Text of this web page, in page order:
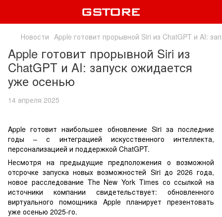
Новости Apple готовит прорывной Siri из ChatGPT и AI:
Apple готовит прорывной Siri из
ChatGPT и AI: запуск ожидается
уже осенью
14 апреля 2025
Apple готовит наибольшее обновление Siri за последние
годы – с интеграцией искусственного интеллекта,
персонализацией и поддержкой ChatGPT.
Несмотря на предыдущие предположения о возможной
отсрочке запуска новых возможностей Siri до 2026 года,
новое расследование The New York Times со ссылкой на
источники компании свидетельствует: обновленного
виртуального помощника Apple планирует презентовать
уже осенью 2025-го.